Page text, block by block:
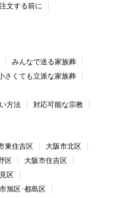
文する前に
みんなで送る家族葬
さくても立派な家族葬
方法 対応可能な宗教
東住吉区
大阪市北区
区
大阪市住吉区
区
旭区･都島区